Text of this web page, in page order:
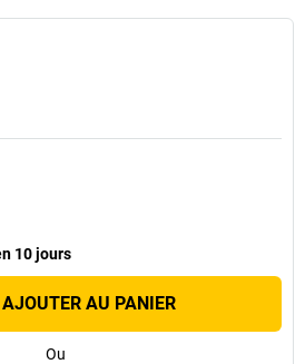
10 jours
AJOUTER AU PANIER
Ou